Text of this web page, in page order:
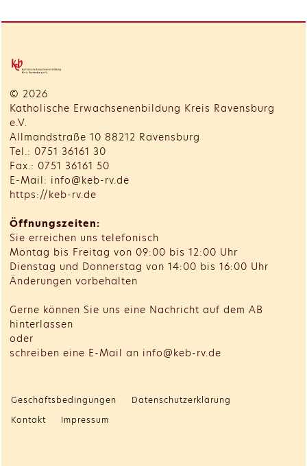
© 2026
Katholische Erwachsenenbildung Kreis Ravensburg
e.V.
Allmandstraße 10 88212 Ravensburg
Tel.: 0751 36161 30
Fax.: 0751 36161 50
E-Mail: info@keb-rv.de
https://keb-rv.de
Öffnungszeiten:
Sie erreichen uns telefonisch
Montag bis Freitag von 09:00 bis 12:00 Uhr
Dienstag und Donnerstag von 14:00 bis 16:00 Uhr
Änderungen vorbehalten
Gerne können Sie uns eine Nachricht auf dem AB
hinterlassen
oder
schreiben eine E-Mail an info@keb-rv.de
Geschäftsbedingungen
Datenschutzerklärung
Kontakt
Impressum